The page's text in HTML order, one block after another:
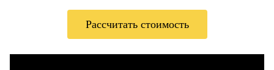
Рассчитать стоимость